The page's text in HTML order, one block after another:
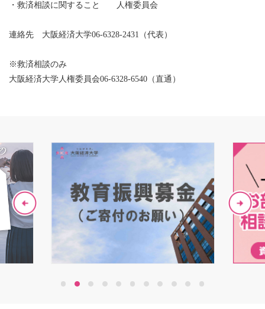
・救済相談に関すること 人権委員会
連絡先 大阪経済大学06-6328-2431（代表）
※救済相談のみ
大阪経済大学人権委員会06-6328-6540（直通）
2 4 5 7 9